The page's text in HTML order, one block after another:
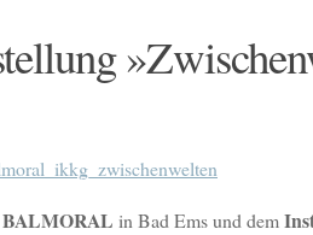
in Bad Ems und dem